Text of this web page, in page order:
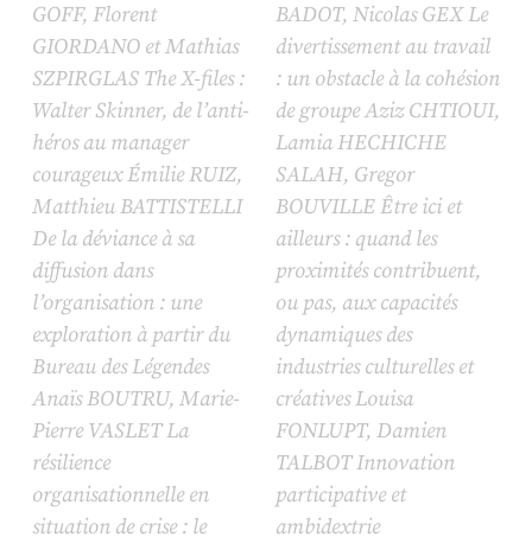
GOFF, Florent
GIORDANO et Mathias
SZPIRGLAS The X-files:
Walter Skinner, de l’anti-
héros au manager
courageux Émilie RUIZ,
Matthieu BATTISTELLI
De la déviance à sa
diffusion dans
l’organisation : une
exploration à partir du
Bureau des Légendes
Anaïs BOUTRU, Marie-
Pierre VASLET La
résilience
organisationnelle en
situation de crise : le
BADOT, Nicolas GEX Le
divertissement au travail
: un obstacle à la cohésion
de groupe Aziz CHTIOUI,
Lamia HECHICHE
SALAH, Gregor
BOUVILLE Être ici et
ailleurs : quand les
proximités contribuent,
ou pas, aux capacités
dynamiques des
industries culturelles et
créatives Louisa
FONLUPT, Damien
TALBOT Innovation
participative et
ambidextrie